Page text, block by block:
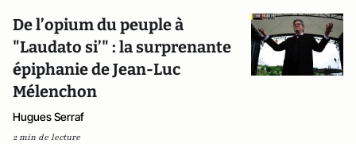
De l’opium du peuple à
"Laudato si’" : la surprenante
épiphanie de Jean-Luc
Mélenchon
Hugues Serraf
2 min de lecture